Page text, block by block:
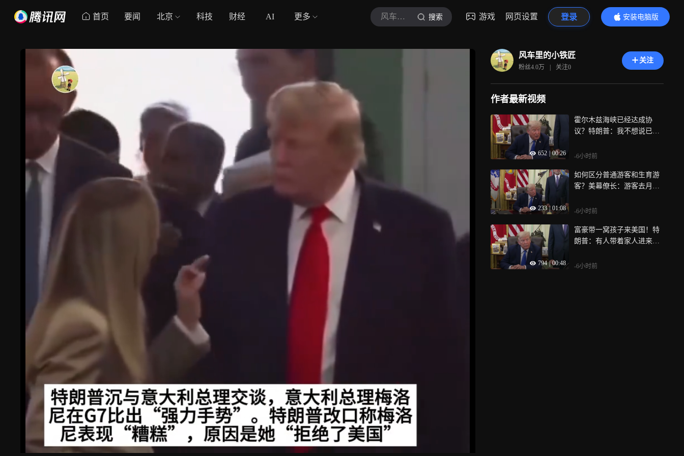
首页 要闻 北京 科技 财经 AI 更多 风车里的小铁匠 搜索 游戏 网页设置 登录
安装电脑版
内容更精彩
风车里的小铁匠
粉丝4.0万 | 关注0
关注
作者最新视频
652 00:26
霍尔木兹海峡已经达成协
议？特朗普：我不想说已经
态，我们控制着海峡
-6小时前
233 | 01:08
如何区分普通游客和生育游
客？美幕僚长：游客去月子
旅游签可当场撤销
-6小时前
794 | 00:48
富豪带一窝孩子来美国！特
朗普：有人带着家人进来说
说有98个孩子
-6小时前